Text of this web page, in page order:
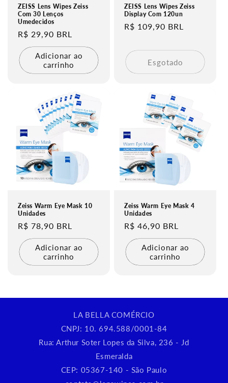
ZEISS Lens Wipes Zeiss
Com 30 Lenços
Umedecidos
Preço
normal
R$ 29,90 BRL
Adicionar ao
carrinho
ZEISS Lens Wipes Zeiss
Display Com 120un
Preço
R$ 109,90 BRL
Esgotado
Zeiss Warm Eye Mask 10
Unidades
Preço
normal
R$ 78,90 BRL
Adicionar ao
carrinho
Zeiss Warm Eye Mask 4
Unidades
Preço
normal
R$ 46,90 BRL
Adicionar ao
carrinho
LA BELLA COMÉRCIO
CNPJ: 10. 694.588/0001-84
Rua: Arthur Soter Lopes da Silva, 236 - Jd
Esmeralda
CEP: 05367-140 - São Paulo